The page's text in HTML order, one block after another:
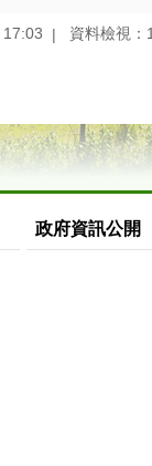
資料檢視
政府資訊公開